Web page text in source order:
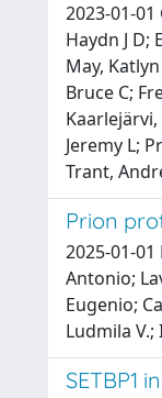
2023-01-
Haydn J D;
May,
Bruce C;
Kaarlejärvi,
Jeremy L;
Trant,
Prion
2025-01-
Antonio;
Eugenio;
Ludmila
SETBP1